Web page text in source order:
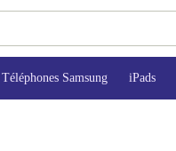
Téléphones Samsung iPads